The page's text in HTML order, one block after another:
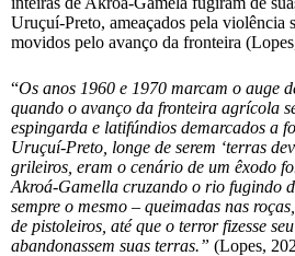
Uruçuí-Preto, ameaçados pela violência
movidos pelo avanço da fronteira
“Os anos 1960 e 1970 marcam o auge
quando o avanço da fronteira agrícola
espingarda e latifúndios demarcados a
Uruçuí-Preto, longe de serem ‘terras
grileiros, eram o cenário de um êxodo
Akroá-Gamella cruzando o rio fugindo
sempre o mesmo – queimadas nas
de pistoleiros, até que o terror fizesse
abandonassem suas terras.” (Lopes,